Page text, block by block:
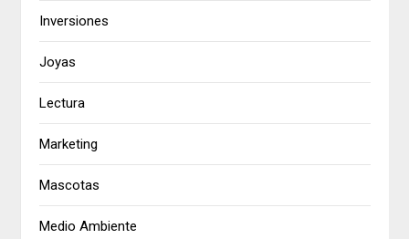
Inversiones
Joyas
Lectura
Marketing
Mascotas
Medio Ambiente